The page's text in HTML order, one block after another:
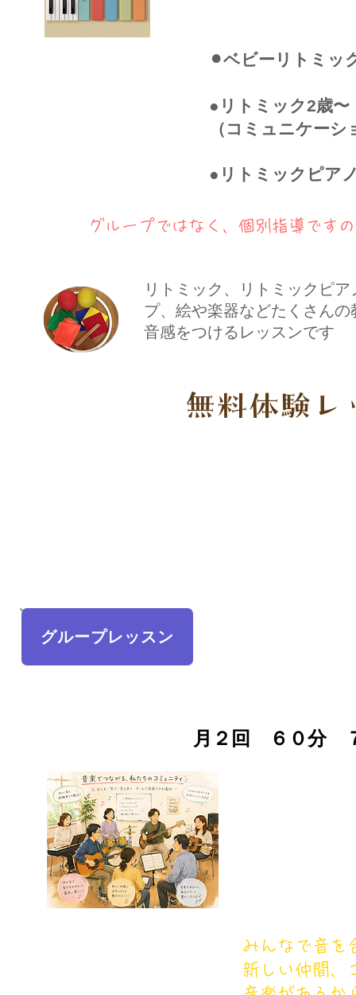
⚫︎ベビーリトミッ
●リトミック2歳〜
（コミュニケー
●リトミックピア
グループではなく、個別指導です
リトミック、リトミックピ
プ、絵や楽器などたくさん
音感をつけるレッスンです
無料体験レ
グループレッスン
月２回 ６０
みんなで音を
新しい仲間、